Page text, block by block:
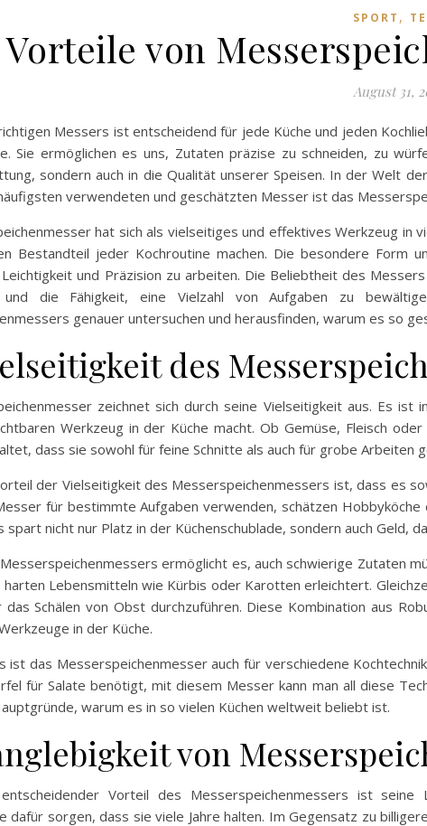
SPORT ,
von
August 31,
Messers ist entscheidend für jede Küche und jeden
Sie ermöglichen es uns, Zutaten präzise zu schneiden, zu
sondern auch in die Qualität unserer Speisen. In der Welt
verwendeten und geschätzten Messer ist das
hat sich als vielseitiges und effektives Werkzeug in
Bestandteil jeder Kochroutine machen. Die besondere Form
und Präzision zu arbeiten. Die Beliebtheit des
und die Fähigkeit, eine Vielzahl von Aufgaben zu
genauer untersuchen und herausfinden, warum es so
des
zeichnet sich durch seine Vielseitigkeit aus. Es
Werkzeug in der Küche macht. Ob Gemüse, Fleisch
dass sie sowohl für feine Schnitte als auch für grobe Arbeiten
der Vielseitigkeit des Messerspeichenmessers ist, dass es
für bestimmte Aufgaben verwenden, schätzen
spart nicht nur Platz in der Küchenschublade, sondern auch Geld,
ermöglicht es, auch schwierige Zutaten
harten Lebensmitteln wie Kürbis oder Karotten erleichtert.
Schälen von Obst durchzuführen. Diese Kombination aus
in der Küche.
ist das Messerspeichenmesser auch für verschiedene
für Salate benötigt, mit diesem Messer kann man all diese
warum es in so vielen Küchen weltweit beliebt ist.
von
Vorteil des Messerspeichenmessers ist
dafür sorgen, dass sie viele Jahre halten. Im Gegensatz zu